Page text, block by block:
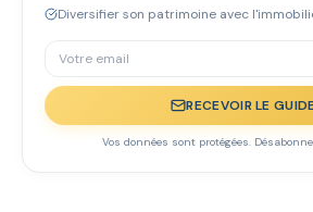
Diversifier son patrimoine avec
RECEVOIR LE
Vos données sont protégées.